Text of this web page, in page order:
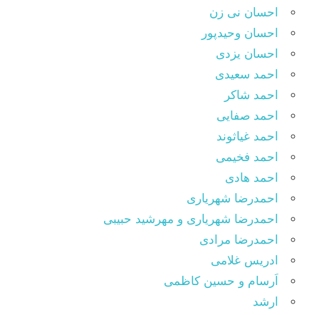
احسان نی زن
احسان وحیدپور
احسان یزدی
احمد سعیدی
احمد شاکر
احمد صفایی
احمد غیاثوند
احمد فخیمی
احمد هادی
احمدرضا شهریاری
احمدرضا شهریاری و مهرشید حبیبی
احمدرضا مرادی
ادریس غلامی
اَرسام و حسین کاظمی
ارشد